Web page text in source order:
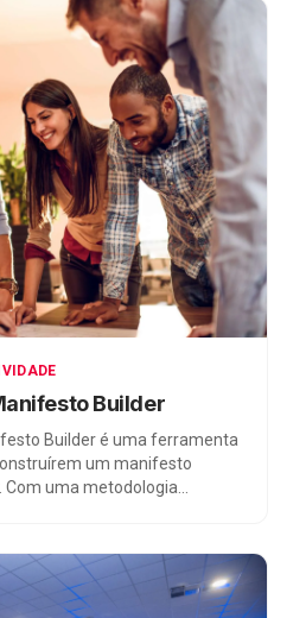
Builder
Builder é uma ferramenta
um manifesto
Com uma metodologia
envolvente, fortalecendo o
alcançar resultados